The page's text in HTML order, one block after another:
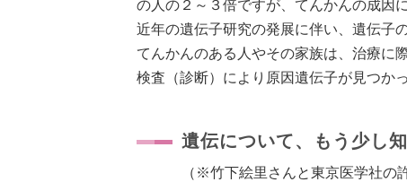
の人の２～３倍ですが、てんかんの成因
近年の遺伝子研究の発展に伴い、遺伝子
てんかんのある人やその家族は、治療に
検査（診断）により原因遺伝子が見つか
遺伝について、もう少し
（※竹下絵里さんと東京医学社の